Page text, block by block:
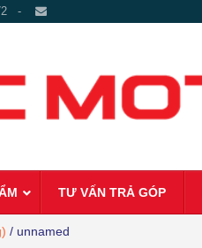
-
TƯ VẤN TRẢ GÓP
/ unnamed